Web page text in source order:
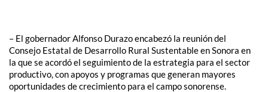
– El gobernador Alfonso Durazo encabezó la reunión del
Consejo Estatal de Desarrollo Rural Sustentable en Sonora en
la que se acordó el seguimiento de la estrategia para el sector
productivo, con apoyos y programas que generan mayores
oportunidades de crecimiento para el campo sonorense.